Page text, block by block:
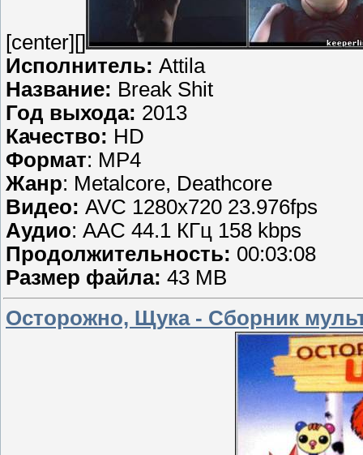
[center][]
Исполнитель: Attila
Название: Break Shit
Год выхода: 2013
Качество: HD
Формат: MP4
Жанр: Metalcore, Deathcore
Видео: AVC 1280x720 23.976fps
Аудио: AAC 44.1 КГц 158 kbps
Продолжительность: 00:03:08
Размер файла: 43 MB
Осторожно, Щука - Сборник